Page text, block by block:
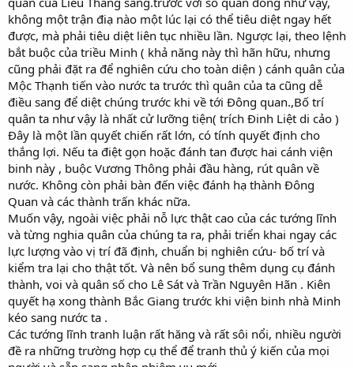
không một trận điạ nào một lúc lại có thể tiêu diệt ngay hết
được, mà phải tiêu diệt liên tục nhiều lần. Ngược lại, theo lệnh
bắt buộc của triều Minh ( khả năng này thì hãn hữu, nhưng
cũng phải đặt ra để nghiên cứu cho toàn diện ) cánh quân của
Mộc Thạnh tiến vào nước ta trước thì quân của ta cũng dễ
điều sang để diệt chúng trước khi về tới Đông quan.,Bố trí
quân ta như vậy là nhất cử lưỡng tiện( trích Đinh Liệt di cảo )
Đây là một lần quyết chiến rất lớn, có tính quyết định cho
thắng lợi. Nếu ta điệt gọn hoặc đánh tan được hai cánh viện
binh này , buộc Vương Thông phải đầu hàng, rút quân về
nước. Không còn phải bàn đến việc đánh hạ thành Đông
Quan và các thành trấn khác nữa.
Muốn vậy, ngoài việc phải nỗ lực thật cao của các tướng lĩnh
và từng nghia quân của chúng ta ra, phải triển khai ngay các
lực lượng vào vị trí đã định, chuẩn bị nghiên cứu- bố trí và
kiểm tra lại cho thật tốt. Và nên bổ sung thêm dụng cụ đánh
thành, voi và quân số cho Lê Sát và Trần Nguyên Hãn . Kiên
quyết hạ xong thành Bắc Giang trước khi viện binh nhà Minh
kéo sang nước ta .
Các tướng lĩnh tranh luận rất hăng và rất sôi nổi, nhiều người
đề ra những trường hợp cụ thể để tranh thủ ý kiến của mọi